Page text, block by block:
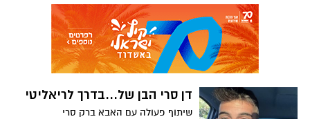
דן סרי הבן של...בדרך לריאליטי
שיתוף פעולה עם האבא ברק סרי